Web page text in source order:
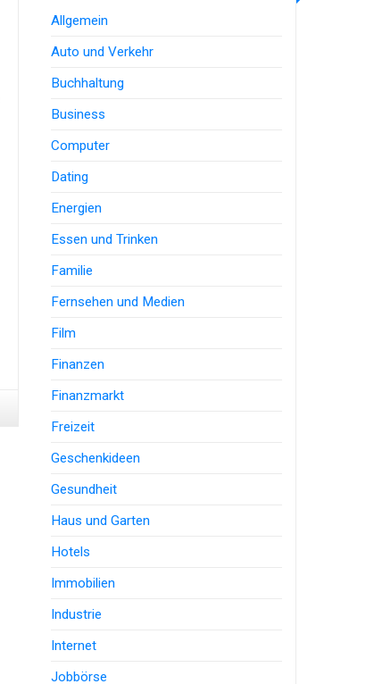
Allgemein
Auto und Verkehr
Buchhaltung
Business
Computer
Dating
Energien
Essen und Trinken
Familie
Fernsehen und Medien
Film
Finanzen
Finanzmarkt
Freizeit
Geschenkideen
Gesundheit
Haus und Garten
Hotels
Immobilien
Industrie
Internet
Jobbörse